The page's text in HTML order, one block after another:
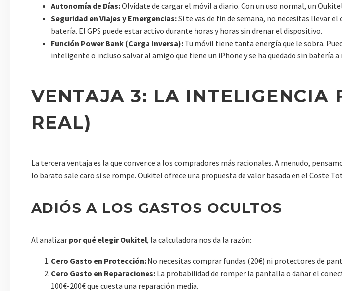
Autonomía de Días:Olvídate de cargar el móvil a diario. Con un uso normal, un
Seguridad en Viajes y Emergencias:Si te vas de fin de semana, no necesitas llevar
batería. El GPS puede estar activo durante horas y horas sin drenar el dispositivo.
Función Power Bank (Carga Inversa): Tu móvil tiene tanta energía que le sobra.
inteligente o incluso salvar al amigo que tiene un iPhone y se ha quedado sin batería a
VENTAJA 3: LA INTELIGENCIA
REAL)
La tercera ventaja es la que convence a los compradores más racionales. A menudo,
lo barato sale caro si se rompe. Oukitel ofrece una propuesta de valor basada en el Coste
ADIÓS A LOS GASTOS OCULTOS
Al analizar por qué elegir Oukitel, la calculadora nos da la razón:
Cero Gasto en Protección: No necesitas comprar fundas (20€) ni protectores de
Cero Gasto en Reparaciones: La probabilidad de romper la pantalla o dañar el
100€-200€ que cuesta una reparación media.